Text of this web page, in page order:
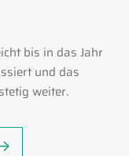
bis in das Jahr
und das
weiter.